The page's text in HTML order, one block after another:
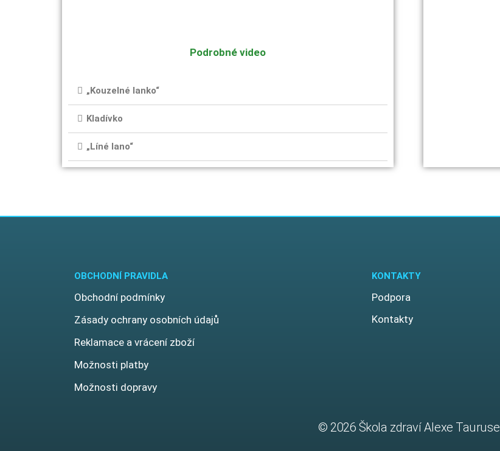
Podrobné video
„Kouzelné lanko“
Kladívko
„Líné lano“
OBCHODNÍ PRAVIDLA
Obchodní podmínky
Zásady ochrany osobních údajů
Reklamace a vrácení zboží
Možnosti platby
Možnosti dopravy
KONTAKTY
Podpora
Kontakty
© 2026 Škola zdraví Alexe Tauruse